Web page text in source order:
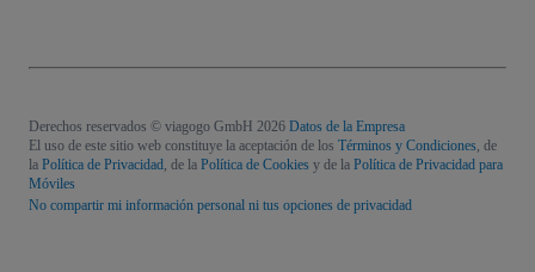
Derechos reservados © viagogo GmbH 2026 Datos de la Empresa
El uso de este sitio web constituye la aceptación de los Términos y Condiciones , de
la Política de Privacidad , de la Política de Cookies y de la Política de Privacidad para
Móviles
No compartir mi información personal ni tus opciones de privacidad